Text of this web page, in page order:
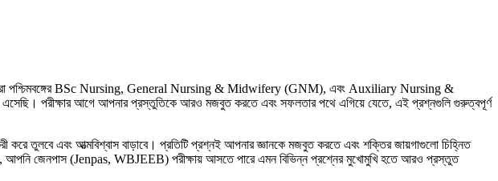
আমরা পশ্চিমবঙ্গের BSc Nursing, General Nursing & Midwifery (GNM), এবং Auxiliary Nursing &
পরীক্ষার আগে আপনার প্রস্তুতিকে আরও মজবুত করতে এবং সফলতার পথে এগিয়ে যেতে, এই প্রশ্নগুলি গুরুত্বপূর্ণ
করে তুলবে এবং আত্মবিশ্বাস বাড়াবে। প্রতিটি প্রশ্নই আপনার জ্ঞানকে মজবুত করতে এবং শক্তির জায়গাগুলো চিহ্নিত
জেনপাস (Jenpas, WBJEEB) পরীক্ষায় আসতে পারে এমন বিভিন্ন প্রশ্নের মুখোমুখি হতে আরও প্রস্তুত